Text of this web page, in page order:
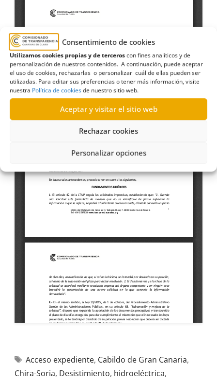
Consentimiento de cookies
Utilizamos cookies propias y de terceroscon fines analíticos y de
personalización de nuestros contenidos. A continuación, puede aceptar
el uso de cookies, rechazarlas o personalizar cuál de ellas pueden ser
utilizadas. Para editar sus preferencias o tener más información, visite
nuestra Política de cookiesde nuestro sitio web.
Aceptar y visitar el sitio web
Rechazar cookies
Personalizar opciones
Acceso expediente, Cabildo de Gran Canaria,
Chira-Soria, Desistimiento, hidroeléctrica,